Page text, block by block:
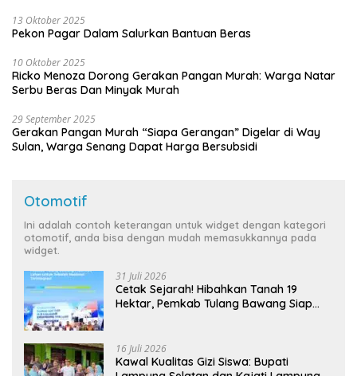
13 Oktober 2025
Pekon Pagar Dalam Salurkan Bantuan Beras
10 Oktober 2025
Ricko Menoza Dorong Gerakan Pangan Murah: Warga Natar
Serbu Beras Dan Minyak Murah
29 September 2025
Gerakan Pangan Murah “Siapa Gerangan” Digelar di Way
Sulan, Warga Senang Dapat Harga Bersubsidi
Otomotif
Ini adalah contoh keterangan untuk widget dengan kategori
otomotif, anda bisa dengan mudah memasukkannya pada
widget.
31 Juli 2026
Cetak Sejarah! Hibahkan Tanah 19
Hektar, Pemkab Tulang Bawang Siap
16 Juli 2026
Kawal Kualitas Gizi Siswa: Bupati